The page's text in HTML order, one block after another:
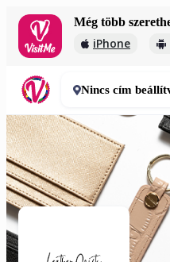
Még több
iPhone
Leather Gifts
2 000 Ft
30-
Nincs cím